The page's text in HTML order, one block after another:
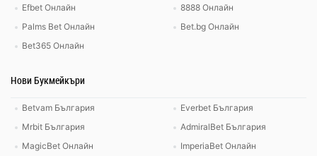
Efbet Онлайн
Palms Bet Онлайн
Bet365 Онлайн
8888 Онлайн
Bet.bg Онлайн
Нови Букмейкъри
Betvam България
Mrbit България
MagicBet Онлайн
Everbet България
AdmiralBet България
ImperiaBet Онлайн